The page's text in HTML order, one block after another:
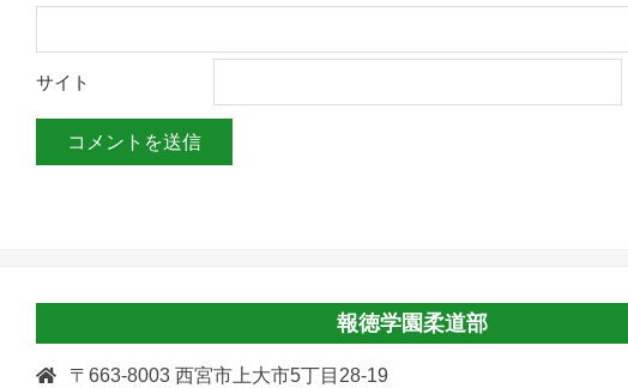
サイト
報徳学園柔道部
〒663-8003 西宮市上大市5丁目28-19